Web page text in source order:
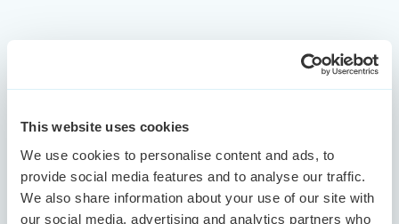
This website uses cookies
We use cookies to personalise content and ads, to
provide social media features and to analyse our traffic.
We also share information about your use of our site with
our social media, advertising and analytics partners who
Gerelateerde blogartikelen voor jou